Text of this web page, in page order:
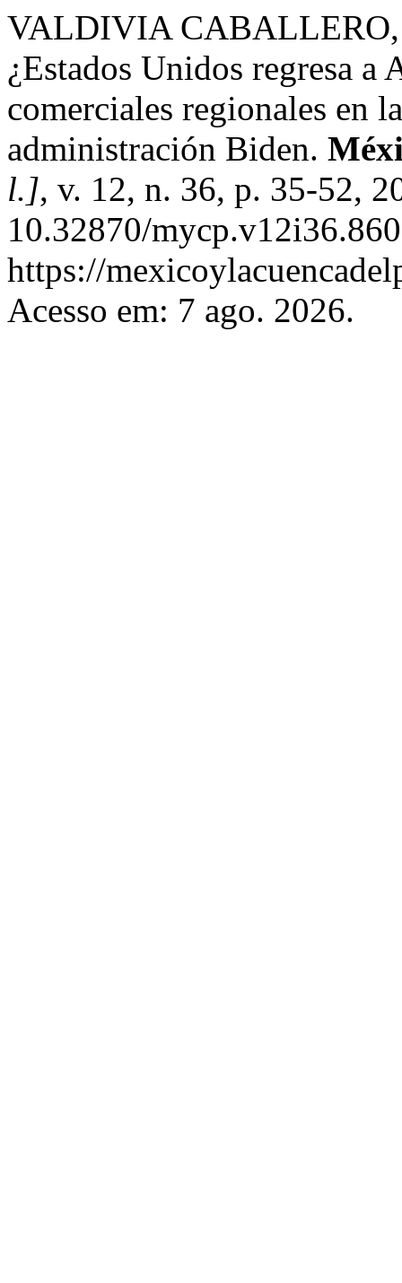
VALDIVIA
¿Estados Unidos regresa a
comerciales regionales en
administración Biden.
l.], v. 12, n. 36, p. 35-52,
10.32870/
https://
Acesso em: 7 ago. 2026.